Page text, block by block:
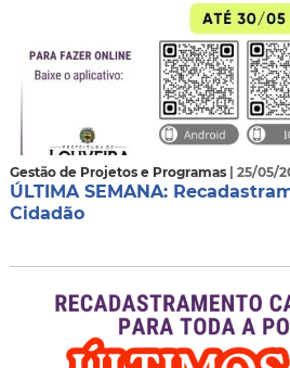
Gestão de Projetos e Programas | 25/05/
ÚLTIMA SEMANA:
Cidadão